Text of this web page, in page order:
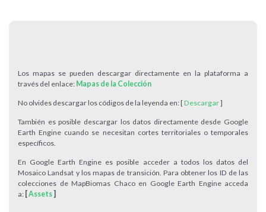
Los mapas se pueden descargar directamente en la plataforma a
través del enlace: Mapas de la Colección
No olvides descargar los códigos de la leyenda en: [Descargar]
También es posible descargar los datos directamente desde Google
Earth Engine cuando se necesitan cortes territoriales o temporales
específicos.
En Google Earth Engine es posible acceder a todos los datos del
Mosaico Landsat y los mapas de transición. Para obtener los ID de las
colecciones de MapBiomas Chaco en Google Earth Engine acceda
a: Assets ]